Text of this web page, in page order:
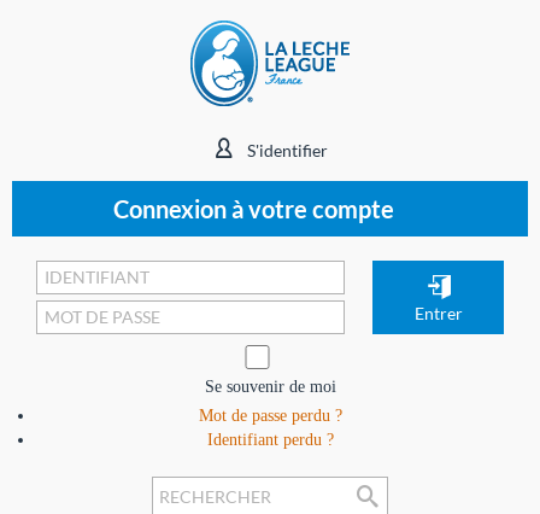
S'identifier
Connexion à votre compte
Se souvenir de moi
Mot de passe perdu ?
Identifiant perdu ?